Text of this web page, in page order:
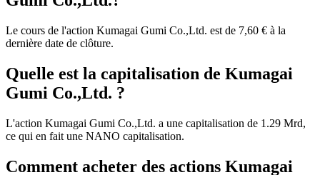
Le cours de l'action Kumagai Gumi Co.,Ltd. est de 7,60 € à la
dernière date de clôture.
Quelle est la capitalisation de Kumagai
Gumi Co.,Ltd. ?
L'action Kumagai Gumi Co.,Ltd. a une capitalisation de 1.29 Mrd,
ce qui en fait une NANO capitalisation.
Comment acheter des actions Kumagai